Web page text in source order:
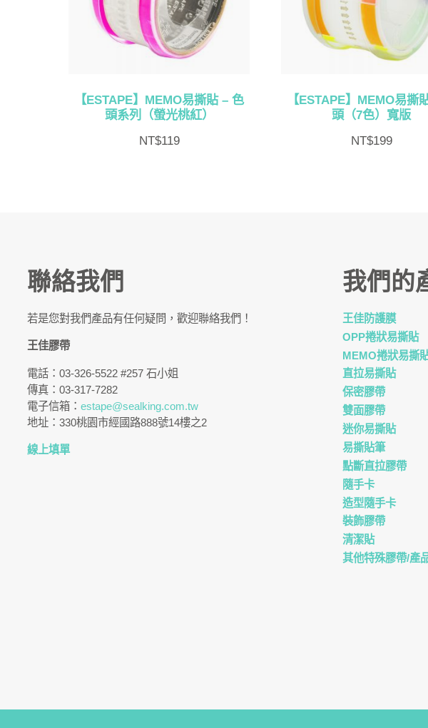
【ESTAPE】MEMO易撕貼 – 色
頭系列（螢光桃紅）
NT$119
【ESTAPE】MEMO易撕
頭（7色）寬版
NT$199
聯絡我們
若是您對我們產品有任何疑問，歡迎聯絡我們！
王佳膠帶
電話：03-326-5522 #257 石小姐
傳真：03-317-7282
電子信箱：estape@sealking.com.tw
地址：330桃園市經國路888號14樓之2
線上填單
我們的
王佳防護膜
OPP捲狀易撕貼
MEMO捲狀易撕
直拉易撕貼
保密膠帶
雙面膠帶
迷你易撕貼
易撕貼筆
點斷直拉膠帶
隨手卡
造型隨手卡
裝飾膠帶
清潔貼
其他特殊膠帶/產